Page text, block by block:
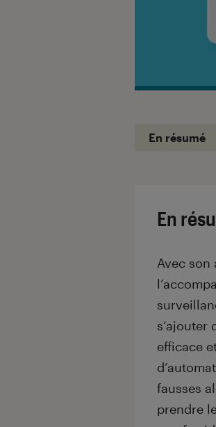
En résumé
En
Avec son
s’ajouter
efficace
fausses
prendre